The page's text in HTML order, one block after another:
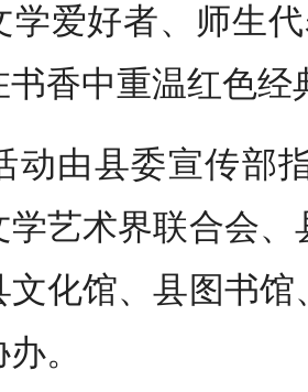
学爱好者、师生
书香中重温红色经
动由县委宣传部
学艺术界联合会
文化馆、县图书
。